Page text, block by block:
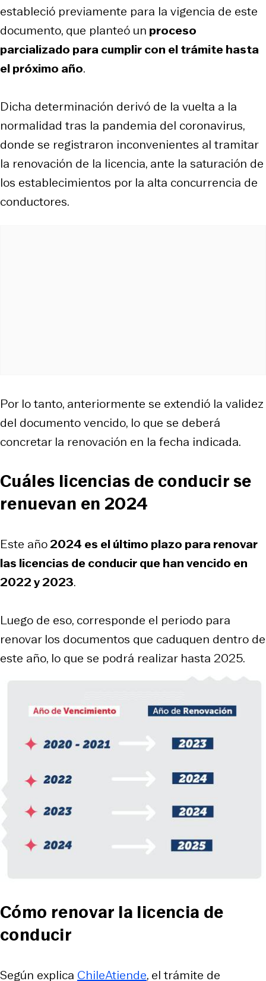
estableció previamente para la vigencia de este
documento, que planteó un proceso
parcializado para cumplir con el trámite hasta
el próximo año.
Dicha determinación derivó de la vuelta a la
normalidad tras la pandemia del coronavirus,
donde se registraron inconvenientes al tramitar
la renovación de la licencia, ante la saturación de
los establecimientos por la alta concurrencia de
conductores.
Por lo tanto, anteriormente se extendió la validez
del documento vencido, lo que se deberá
concretar la renovación en la fecha indicada.
Cuáles licencias de conducir se
renuevan en 2024
Este año2024 es el último plazo para renovar
las licencias de conducir que han vencido en
2022 y 2023.
Luego de eso, corresponde el periodo para
renovar los documentos que caduquen dentro de
este año, lo que se podrá realizar hasta 2025.
Cómo renovar la licencia de
conducir
Según explica ChileAtiende, el trámite de